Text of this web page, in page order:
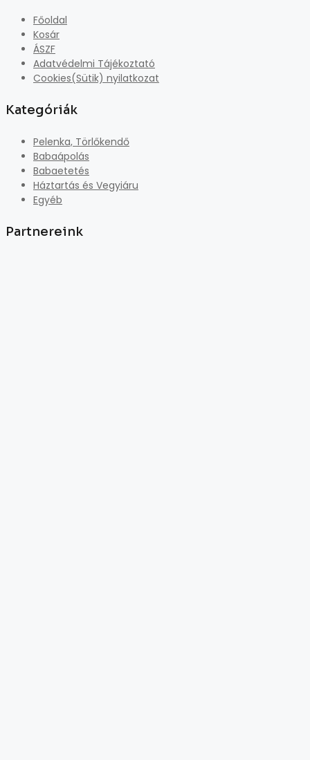
Főoldal
Kosár
ÁSZF
Adatvédelmi Tájékoztató
Cookies(Sütik) nyilatkozat
Kategóriák
Pelenka, Törlőkendő
Babaápolás
Babaetetés
Háztartás és Vegyiáru
Egyéb
Partnereink